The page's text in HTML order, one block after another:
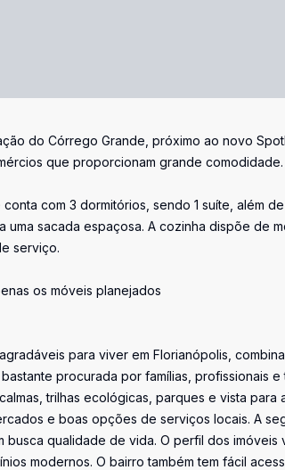
do Córrego Grande, próximo ao novo
que proporcionam grande comodidade.
com 3 dormitórios, sendo 1 suíte, além
uma sacada espaçosa. A cozinha dispõe de
serviço.
os móveis planejados
para viver em Florianópolis,
procurada por famílias, profissionais
trilhas ecológicas, parques e vista para
e boas opções de serviços locais. A
qualidade de vida. O perfil dos imóveis
modernos. O bairro também tem fácil